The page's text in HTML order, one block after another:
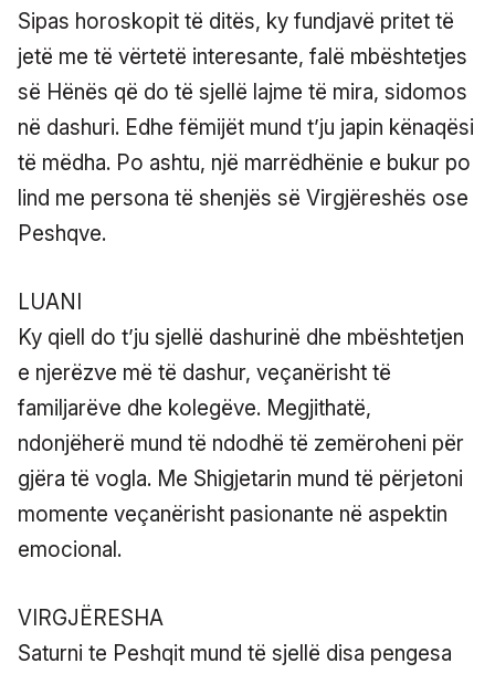
Sipas horoskopit të ditës, ky fundjavë pritet të
jetë me të vërtetë interesante, falë mbështetjes
së Hënës që do të sjellë lajme të mira, sidomos
në dashuri. Edhe fëmijët mund t’ju japin kënaqësi
të mëdha. Po ashtu, një marrëdhënie e bukur po
lind me persona të shenjës së Virgjëreshës ose
Peshqve.
LUANI
Ky qiell do t’ju sjellë dashurinë dhe mbështetjen
e njerëzve më të dashur, veçanërisht të
familjarëve dhe kolegëve. Megjithatë,
ndonjëherë mund të ndodhë të zemëroheni për
gjëra të vogla. Me Shigjetarin mund të përjetoni
momente veçanërisht pasionante në aspektin
emocional.
VIRGJËRESHA
Saturni te Peshqit mund të sjellë disa pengesa